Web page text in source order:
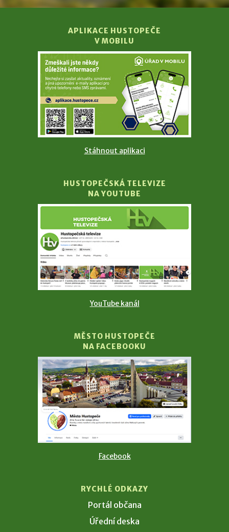
APLIKACE HUSTOPEČE
V MOBILU
Stáhnout aplikaci
HUSTOPEČSKÁ TELEVIZE
NA YOUTUBE
YouTube kanál
MĚSTO HUSTOPEČE
NA FACEBOOKU
Facebook
RYCHLÉ ODKAZY
Portál občana
Úřední deska